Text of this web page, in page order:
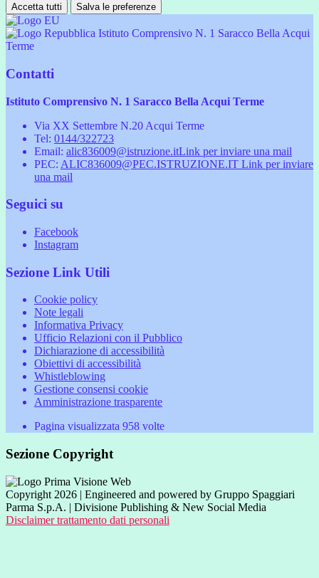
Accetta tutti Salva le preferenze
Istituto Comprensivo N. 1 Saracco Bella Acqui
Terme
Contatti
Istituto Comprensivo N. 1 Saracco Bella Acqui Terme
Via XX Settembre N.20 Acqui Terme
Tel: 0144/322723
Email: alic836009@istruzione.itLink per inviare una mail
PEC: ALIC836009@PEC.ISTRUZIONE.IT Link per inviare
una mail
Seguici su
Facebook
Instagram
Sezione Link Utili
Cookie policy
Note legali
Informativa Privacy
Ufficio Relazioni con il Pubblico
Dichiarazione di accessibilità
Obiettivi di accessibilità
Whistleblowing
Gestione consensi cookie
Amministrazione trasparente
Pagina visualizzata 958 volte
Sezione Copyright
Copyright 2026 | Engineered and powered by Gruppo Spaggiari
Parma S.p.A. | Divisione Publishing & New Social Media
Disclaimer trattamento dati personali